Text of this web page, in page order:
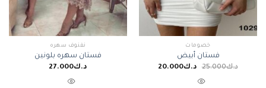
خصومات
فستان أبيض
د.ك25.000
السعر
هو:
د.ك20.000السعر
نفنوف سهره
فستان سهره بلونين
د.ك27.000